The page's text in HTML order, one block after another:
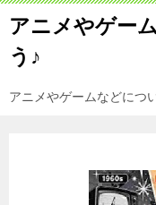
アニメやゲー
う♪
アニメやゲームなどにつ